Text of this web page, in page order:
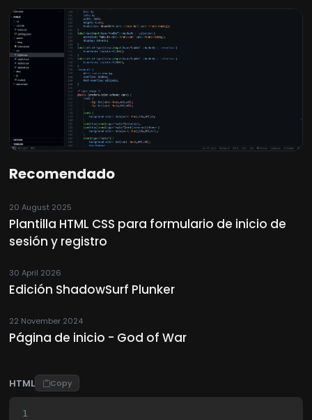
Recomendado
20 August 2025
Plantilla HTML CSS para formulario de inicio de
sesión y registro
30 April 2026
Edición ShadowSurf Plunker
22 November 2024
Página de inicio - God of War
HTML Copy
1